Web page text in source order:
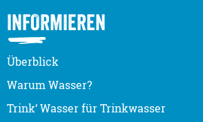
INFORMIEREN
Überblick
Warum Wasser?
Trink‘ Wasser für Trinkwasser